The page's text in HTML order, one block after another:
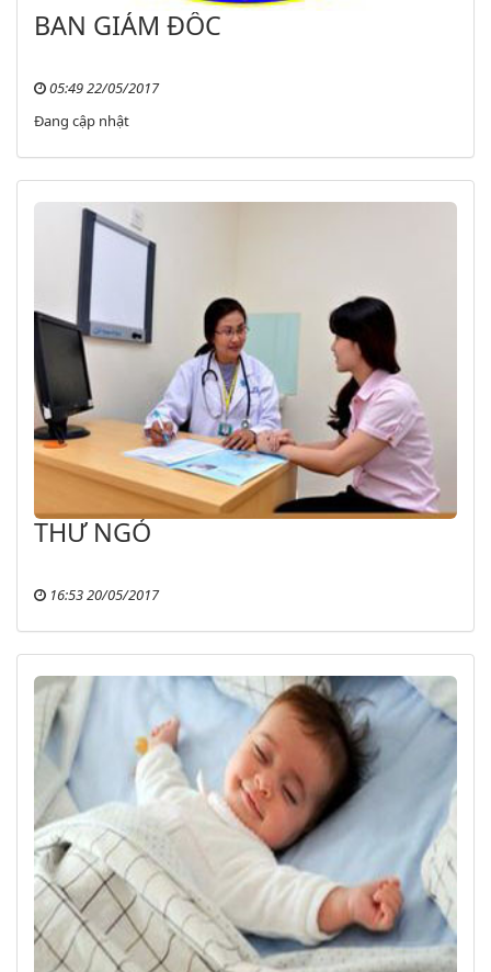
BAN GIÁM ĐỐC
05:49 22/05/2017
Đang cập nhật
THƯ NGỎ
16:53 20/05/2017